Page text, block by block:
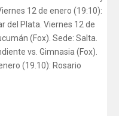
12 de enero (19:10):
del Plata. Viernes 12 de
(Fox). Sede: Salta.
vs. Gimnasia (Fox).
(19.10): Rosario